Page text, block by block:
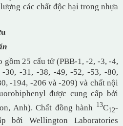
các chất độc hại trong nhựa
gồm 25 cấu tử (PBB-1, -2, -3, -4,
30, -31, -38, -49, -52, -53, -80,
-194, -206 và -209) và chất nội
được cung cấp bởi
Anh). Chất đồng hành 13C12-
bởi Wellington Laboratories